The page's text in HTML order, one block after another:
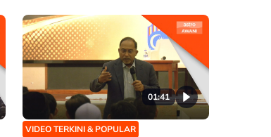
01:41
VIDEO TERKINI & POPULAR